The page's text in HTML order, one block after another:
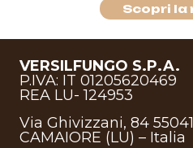
VERSILFUNGO S.P.A.
P.IVA: IT 01205620469
REA LU- 124953
Via Ghivizzani, 84 55041
CAMAIORE (LU) – Italia